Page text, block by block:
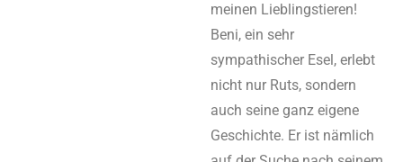
meinen Lieblingstieren!
Beni, ein sehr
sympathischer Esel, erlebt
nicht nur Ruts, sondern
auch seine ganz eigene
Geschichte. Er ist nämlich